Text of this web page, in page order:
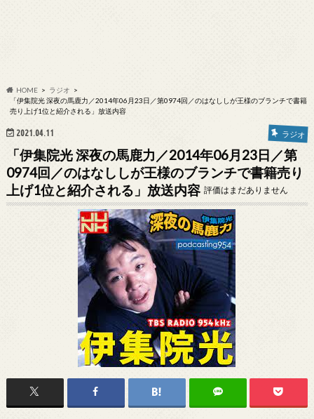
HOME
ラジオ
「伊集院光 深夜の馬鹿力／2014年06月23日／第0974回／のはなししが王様のブランチで書籍
売り上げ1位と紹介される」放送内容
2021.04.11 ラジオ
「伊集院光 深夜の馬鹿力／2014年06月23日／第
0974回／のはなししが王様のブランチで書籍売り
上げ1位と紹介される」放送内容 評価はまだありません